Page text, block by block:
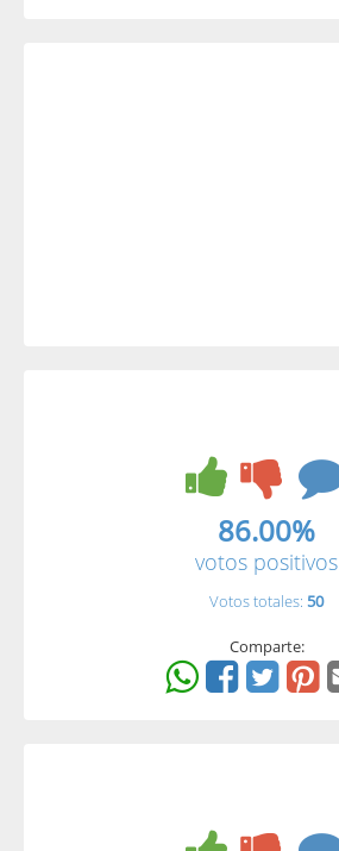
86.00%
votos positivos
Votos totales: 50
Comparte: